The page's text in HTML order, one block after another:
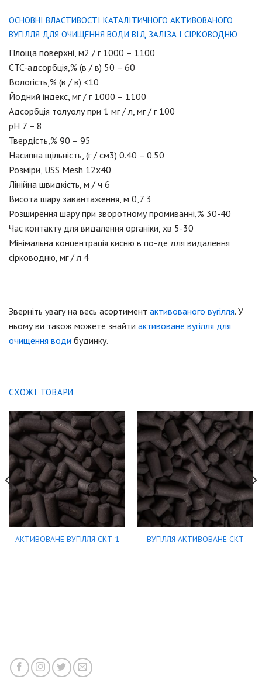
ОСНОВНІ ВЛАСТИВОСТІ КАТАЛІТИЧНОГО АКТИВОВАНОГО
ВУГІЛЛЯ ДЛЯ ОЧИЩЕННЯ ВОДИ ВІД ЗАЛІЗА І СІРКОВОДНЮ
Площа поверхні, м2 / г 1000 – 1100
CTC-адсорбція,% (в / в) 50 – 60
Вологість,% (в / в) <10
Йодний індекс, мг / г 1000 – 1100
Адсорбція толуолу при 1 мг / л, мг / г 100
pH 7 – 8
Твердість,% 90 – 95
Насипна щільність, (г / см3) 0.40 – 0.50
Розміри, USS Mesh 12х40
Лінійна швидкість, м / ч 6
Висота шару завантаження, м 0,7 3
Розширення шару при зворотному промиванні,% 30-40
Час контакту для видалення органіки, хв 5-30
Мінімальна концентрація кисню в по-де для видалення
сірководню, мг / л 4
Зверніть увагу на весь асортимент активованого вугілля. У
ньому ви також можете знайти активоване вугілля для
очищення води будинку.
СХОЖІ ТОВАРИ
АКТИВОВАНЕ ВУГІЛЛЯ СКТ-1 ВУГІЛЛЯ АКТИВОВАНЕ СКТ